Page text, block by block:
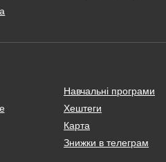
Навчальні програми
Хештеги
Карта
Знижки в телеграм